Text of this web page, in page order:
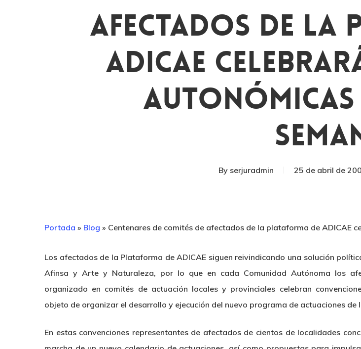
Afectados De La
ADICAE
Autonómicas
By serjuradmin 25 de abril de
Portada » Blog » Centenares de comités de afectados de la plataforma de ADICAE
Los afectados de la Plataforma de ADICAE siguen reivindicando una solución
Afinsa y Arte y Naturaleza, por lo que en cada Comunidad Autónoma los
organizado en comités de actuación locales y provinciales celebran
objeto de organizar el desarrollo y ejecución del nuevo programa de actuaciones de
En estas convenciones representantes de afectados de cientos de localidades